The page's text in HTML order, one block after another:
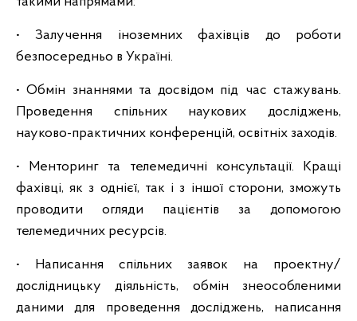
• Залучення іноземних фахівців до роботи
безпосередньо в Україні.
• Обмін знаннями та досвідом під час стажувань.
Проведення спільних наукових досліджень,
науково-практичних конференцій, освітніх заходів.
• Менторинг та телемедичні консультації. Кращі
фахівці, як з однієї, так і з іншої сторони, зможуть
проводити огляди пацієнтів за допомогою
телемедичних ресурсів.
• Написання спільних заявок на проектну/
дослідницьку діяльність, обмін знеособленими
даними для проведення досліджень, написання